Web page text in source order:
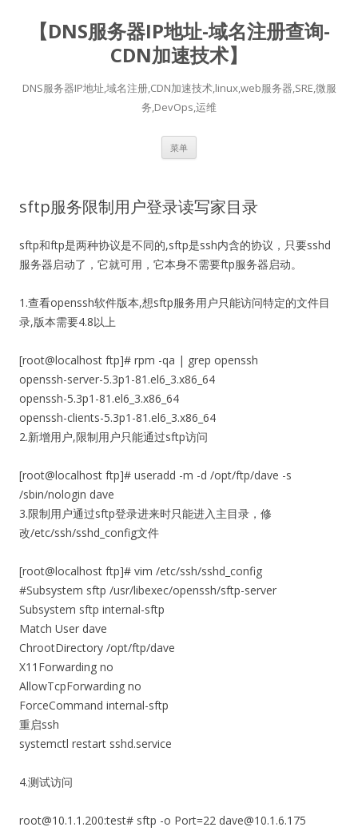
【DNS服务器IP地址-域名注册查询-
CDN加速技术】
DNS服务器IP地址,域名注册,CDN加速技术,linux,web服务器,SRE,微服
务,DevOps,运维
菜单
sftp服务限制用户登录读写家目录
sftp和ftp是两种协议是不同的,sftp是ssh内含的协议，只要sshd
服务器启动了，它就可用，它本身不需要ftp服务器启动。
1.查看openssh软件版本,想sftp服务用户只能访问特定的文件目
录,版本需要4.8以上
[root@localhost ftp]# rpm -qa | grep openssh
openssh-server-5.3p1-81.el6_3.x86_64
openssh-5.3p1-81.el6_3.x86_64
openssh-clients-5.3p1-81.el6_3.x86_64
2.新增用户,限制用户只能通过sftp访问
[root@localhost ftp]# useradd -m -d /opt/ftp/dave -s
/sbin/nologin dave
3.限制用户通过sftp登录进来时只能进入主目录，修
改/etc/ssh/sshd_config文件
[root@localhost ftp]# vim /etc/ssh/sshd_config
#Subsystem sftp /usr/libexec/openssh/sftp-server
Subsystem sftp internal-sftp
Match User dave
ChrootDirectory /opt/ftp/dave
X11Forwarding no
AllowTcpForwarding no
ForceCommand internal-sftp
重启ssh
systemctl restart sshd.service
4.测试访问
root@10.1.1.200:test# sftp -o Port=22 dave@10.1.6.175